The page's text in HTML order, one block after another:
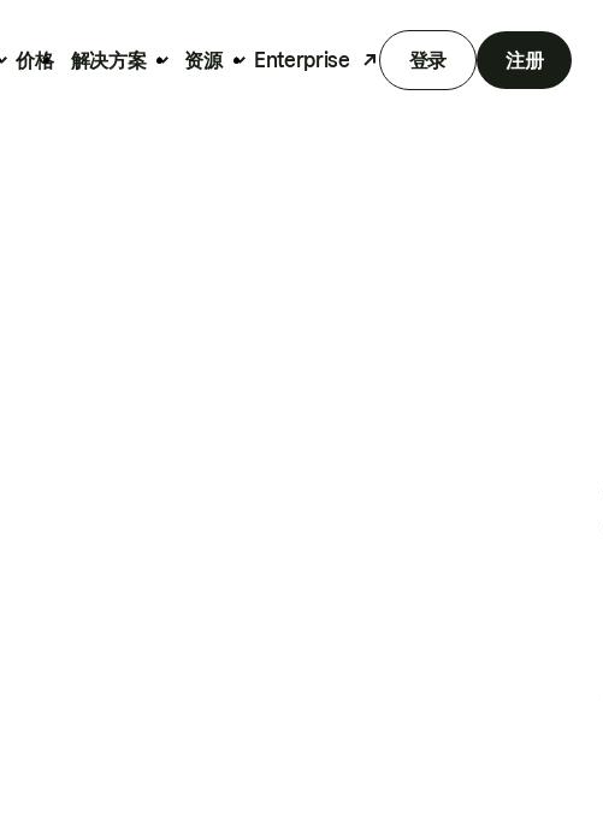
价格 解决方案 资源 Enterprise 登录 注册